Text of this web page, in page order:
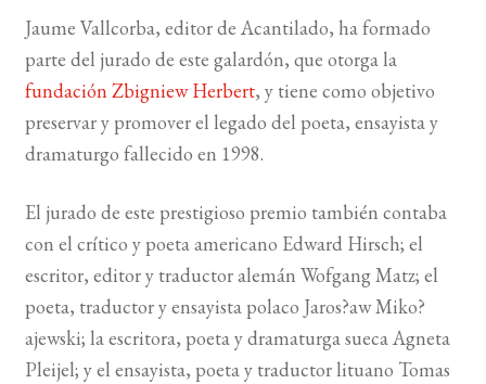
Jaume Vallcorba, editor de Acantilado, ha formado
parte del jurado de este galardón, que otorga la
fundación Zbigniew Herbert, y tiene como objetivo
preservar y promover el legado del poeta, ensayista y
dramaturgo fallecido en 1998.
El jurado de este prestigioso premio también contaba
con el crítico y poeta americano Edward Hirsch; el
escritor, editor y traductor alemán Wofgang Matz; el
poeta, traductor y ensayista polaco Jaros?aw Miko?
ajewski; la escritora, poeta y dramaturga sueca Agneta
Pleijel; y el ensayista, poeta y traductor lituano Tomas